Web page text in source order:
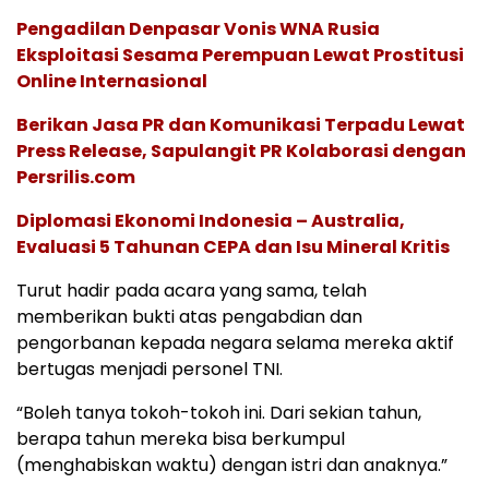
Pengadilan Denpasar Vonis WNA Rusia
Eksploitasi Sesama Perempuan Lewat Prostitusi
Online Internasional
Berikan Jasa PR dan Komunikasi Terpadu Lewat
Press Release, Sapulangit PR Kolaborasi dengan
Persrilis.com
Diplomasi Ekonomi Indonesia – Australia,
Evaluasi 5 Tahunan CEPA dan Isu Mineral Kritis
Turut hadir pada acara yang sama, telah
memberikan bukti atas pengabdian dan
pengorbanan kepada negara selama mereka aktif
bertugas menjadi personel TNI.
“Boleh tanya tokoh-tokoh ini. Dari sekian tahun,
berapa tahun mereka bisa berkumpul
(menghabiskan waktu) dengan istri dan anaknya.”